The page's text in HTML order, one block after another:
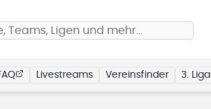
Teams, Ligen und mehr…
Livestreams Vereinsfinder 3. Liga